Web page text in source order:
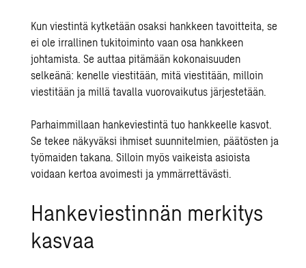
Kun viestintä kytketään osaksi hankkeen tavoitteita, se
ei ole irrallinen tukitoiminto vaan osa hankkeen
johtamista. Se auttaa pitämään kokonaisuuden
selkeänä: kenelle viestitään, mitä viestitään, milloin
viestitään ja millä tavalla vuorovaikutus järjestetään.
Parhaimmillaan hankeviestintä tuo hankkeelle kasvot.
Se tekee näkyväksi ihmiset suunnitelmien, päätösten ja
työmaiden takana. Silloin myös vaikeista asioista
voidaan kertoa avoimesti ja ymmärrettävästi.
Hankeviestinnän merkitys
kasvaa